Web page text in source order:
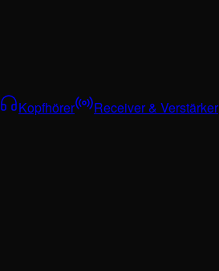
Kopfhörer Receiver & Verstärker